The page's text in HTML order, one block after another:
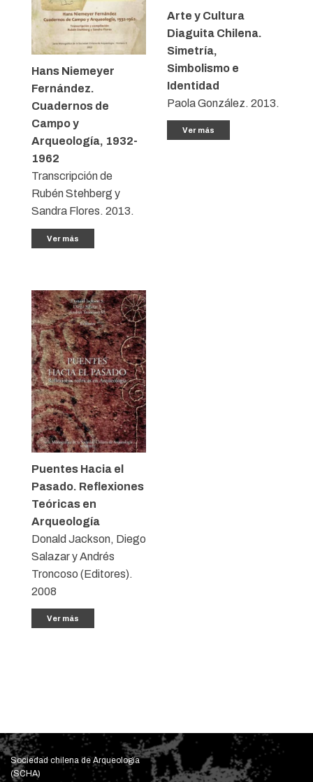
Hans Niemeyer
Fernández.
Cuadernos de
Campo y
Arqueología, 1932-
1962
Transcripción de
Rubén Stehberg y
Sandra Flores. 2013.
Ver más
Arte y Cultura
Diaguita Chilena.
Simetría,
Simbolismo e
Identidad
Paola González. 2013.
Ver más
Puentes Hacia el
Pasado. Reflexiones
Teóricas en
Arqueología
Donald Jackson, Diego
Salazar y Andrés
Troncoso (Editores).
2008
Ver más
Sociedad chilena de Arqueología
(SCHA)